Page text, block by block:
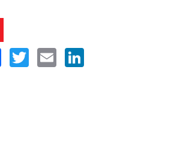
FACEBOOKTWITTEREMAIL LINKEDIN